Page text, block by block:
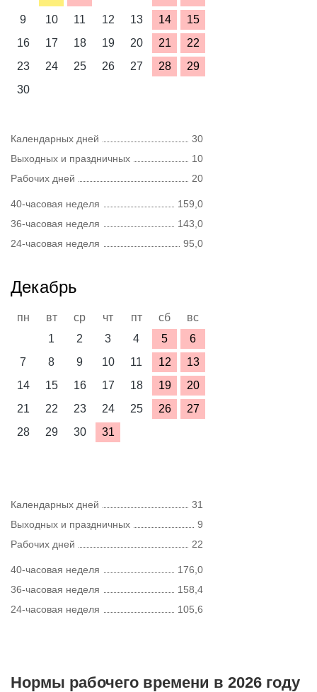
9
10 11 12 13 14
15
16
17 18 19 20 21
22
23
24 25 26 27 28
29
30
Календарных дней
30
Выходных и праздничных
10
Рабочих дней
20
40-часовая неделя
159,0
36-часовая неделя
143,0
24-часовая неделя
95,0
Декабрь
пн вт ср чт пт сб
вс
1
2 3 4 5
6
7
8 9 10 11 12
13
14
15 16 17 18 19
20
21
22 23 24 25 26
27
28
29 30 31
Календарных дней
31
Выходных и праздничных
9
Рабочих дней
22
40-часовая неделя
176,0
36-часовая неделя
158,4
24-часовая неделя
105,6
Нормы рабочего времени в 2026 году